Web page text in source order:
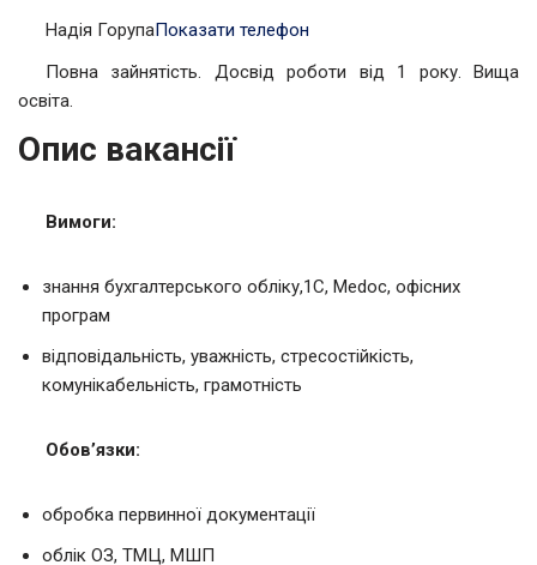
Надія ГорупаПоказати телефон
Повна зайнятість. Досвід роботи від 1 року. Вища
освіта.
Опис вакансії
Вимоги:
знання бухгалтерського обліку,1С, Medoc, офісних
програм
відповідальність, уважність, стресостійкість,
комунікабельність, грамотність
Обов’язки:
обробка первинної документації
облік ОЗ, ТМЦ, МШП